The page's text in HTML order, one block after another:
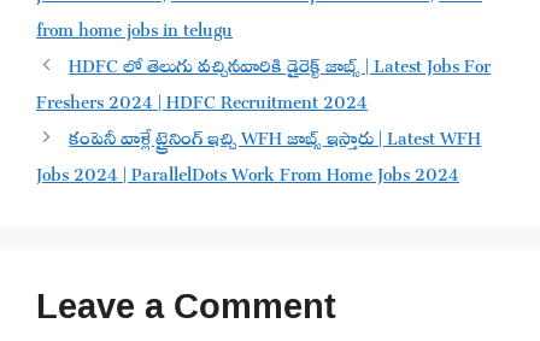
from home jobs in telugu
HDFC లో తెలుగు వచ్చినవారికి డైరెక్ట్ జాబ్స్ | Latest Jobs For
Freshers 2024 | HDFC Recruitment 2024
కంపెనీ వాళ్లే ట్రైనింగ్ ఇచ్చి WFH జాబ్స్ ఇస్తారు | Latest WFH
Jobs 2024 | ParallelDots Work From Home Jobs 2024
Leave a Comment